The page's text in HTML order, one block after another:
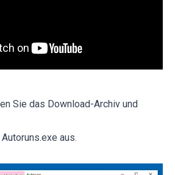
Sie das Download-Archiv und
aus.